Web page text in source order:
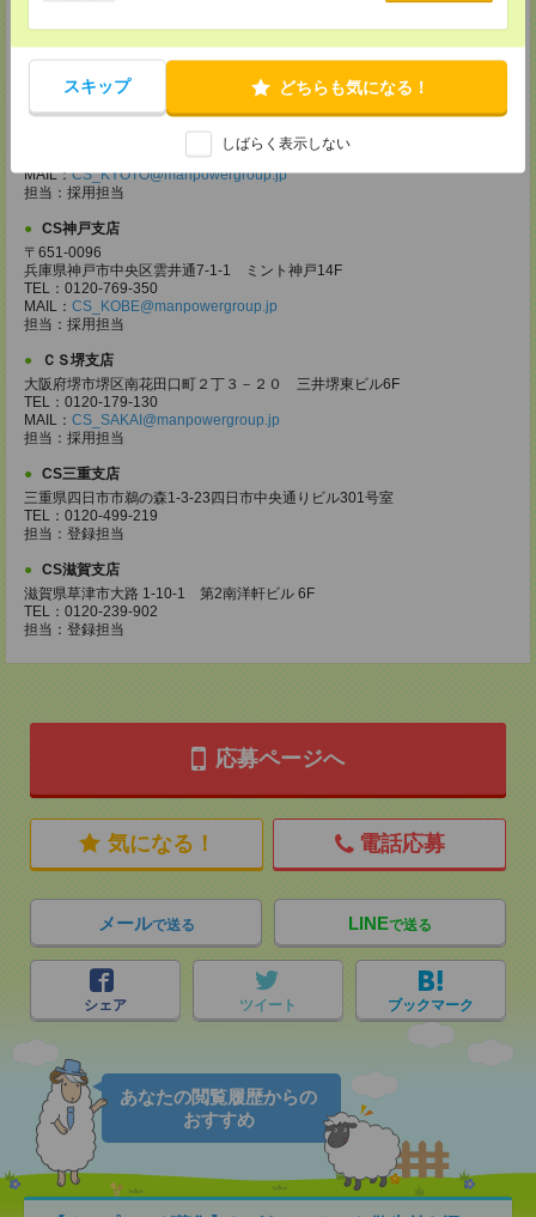
スキップ どちらも気になる！
しばらく表示しない
TEL：0120-923-052
MAIL：CS_NANBA@manpowergroup.jp
担当：採用担当
CS京都支店
〒600-8008
京都府京都市下京区四条通烏丸東入ル長刀鉾町 8 京都三井ビル 6F
MAIL：CS_KYOTO@manpowergroup.jp
担当：採用担当
CS神戸支店
〒651-0096
兵庫県神戸市中央区雲井通7-1-1 ミント神戸14F
TEL：0120-769-350
MAIL： CS_KOBE@manpowergroup.jp
担当：採用担当
ＣＳ堺支店
大阪府堺市堺区南花田口町２丁３－２０ 三井堺東ビル6F
TEL：0120-179-130
MAIL： CS_SAKAI@manpowergroup.jp
担当：採用担当
CS三重支店
三重県四日市市鵜の森1-3-23四日市中央通りビル301号室
TEL：0120-499-219
担当：登録担当
CS滋賀支店
滋賀県草津市大路 1-10-1 第2南洋軒ビル 6F
TEL：0120-239-902
担当：登録担当
応募ページへ
気になる！ 電話応募
メールで送る LINEで送る
シェア ツイート ブックマーク
あなたの閲覧履歴からの
おすすめ